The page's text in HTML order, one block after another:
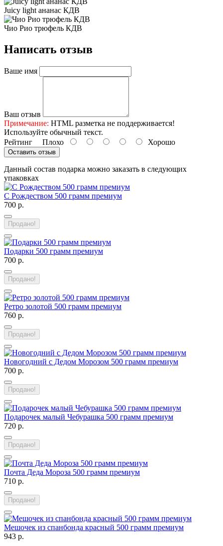
Juicy light ананас КДВ
Чио Рио трюфель КДВ
Написать отзыв
Ваше имя
Ваш отзыв
Примечание: HTML разметка не поддерживается!
Используйте обычный текст.
Рейтинг Плохо Хорошо
Оставить отзыв
Данный состав подарка можно заказать в следующих
упаковках
С Рождеством 500 грамм премиум
700 р.
Продано!
Подарки 500 грамм премиум
700 р.
Продано!
Ретро золотой 500 грамм премиум
760 р.
Продано!
Новогодний с Дедом Морозом 500 грамм премиум
700 р.
Продано!
Подарочек малый Чебурашка 500 грамм премиум
720 р.
Продано!
Почта Деда Мороза 500 грамм премиум
710 р.
Продано!
Мешочек из спанбонда красный 500 грамм премиум
943 р.